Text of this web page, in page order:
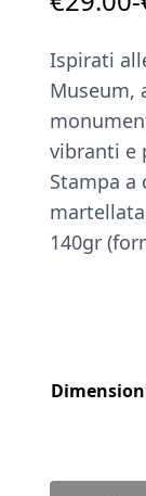
Ispirati
Museum,
vibranti e
Stampa
140gr